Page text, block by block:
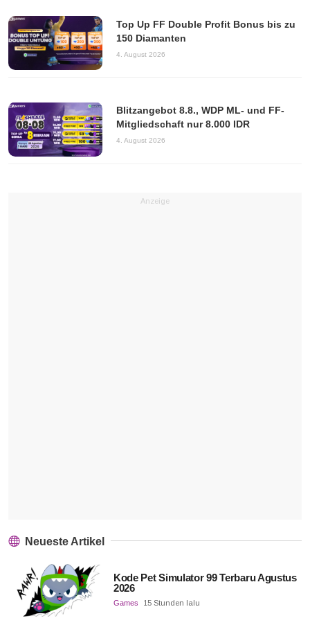
Top Up FF Double Profit Bonus bis zu
150 Diamanten
4. August 2026
Blitzangebot 8.8., WDP ML- und FF-
Mitgliedschaft nur 8.000 IDR
4. August 2026
Anzeige
Neueste Artikel
Kode Pet Simulator 99 Terbaru Agustus
2026
Games 15 Stunden lalu